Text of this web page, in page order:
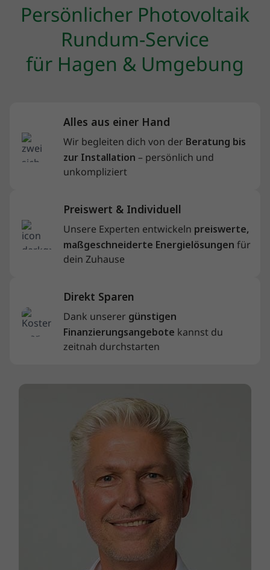
Persönlicher Photovoltaik
Rundum-Service
für Hagen & Umgebung
Alles aus einer Hand
Wir begleiten dich von der Beratung bis
zur Installation – persönlich und
unkompliziert
Preiswert & Individuell
Unsere Experten entwickeln preiswerte,
maßgeschneiderte Energielösungen für
dein Zuhause
Direkt Sparen
Dank unserer günstigen
Finanzierungsangebote kannst du
zeitnah durchstarten